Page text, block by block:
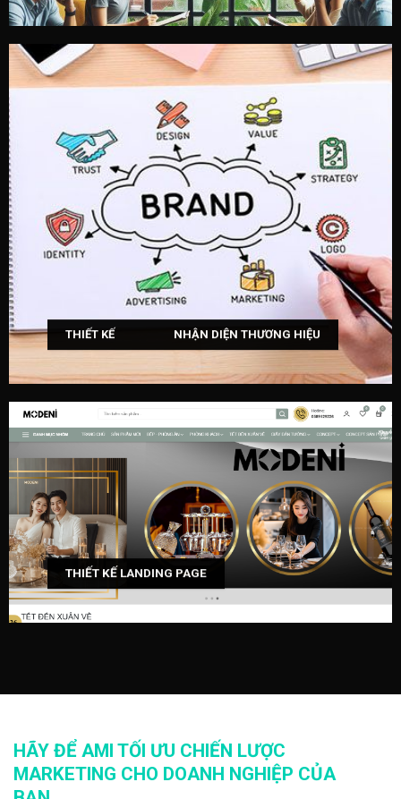
THIẾT KẾ NHẬN DIỆN THƯƠNG HIỆU
THIẾT KẾ LANDING PAGE
HÃY ĐỂ AMI TỐI ƯU CHIẾN LƯỢC
MARKETING CHO DOANH NGHIỆP CỦA